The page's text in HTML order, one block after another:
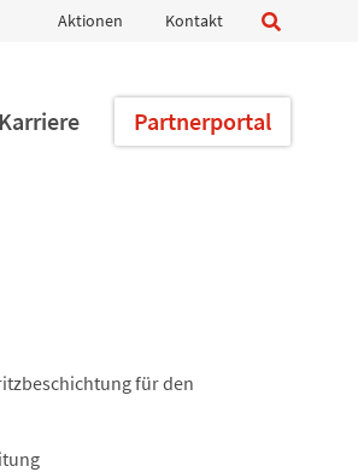
überspringen
Aktionen Kontakt
Karriere Partnerportal
für den